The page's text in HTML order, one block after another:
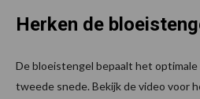
Herken de
De bloeistengel bepaalt het optimale
tweede snede. Bekijk de video voor